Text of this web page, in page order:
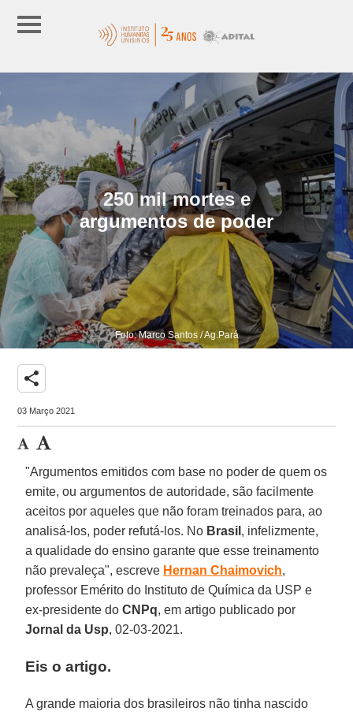
250 mil mortes e
argumentos de poder
Foto: Marco Santos / Ag.Pará
share
03 Março 2021
"Argumentos emitidos com base no poder de quem os
emite, ou argumentos de autoridade, são facilmente
aceitos por aqueles que não foram treinados para, ao
analisá-los, poder refutá-los. No Brasil , infelizmente,
a qualidade do ensino garante que esse treinamento
não prevaleça", escreve Hernan Chaimovich,
professor Emérito do Instituto de Química da USP e
ex-presidente doCNPq, em artigo publicado por
Jornal da Usp, 02-03-2021.
Eis o artigo.
A grande maioria dos brasileiros não tinha nascido